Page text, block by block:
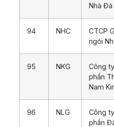
Nhà Đà
94 NHC
CTCP
ngói
95 NKG
Công
phần
Nam
96 NLG
Công
phần